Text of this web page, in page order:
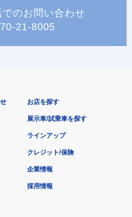
でのお問い合わせ
21-8005
お店を探す
展示車/試乗車を探す
ラインアップ
クレジット/保険
企業情報
採用情報